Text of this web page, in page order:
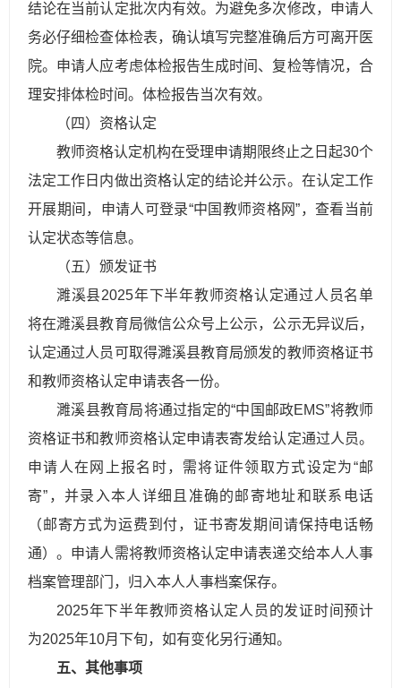
结论在当前认定批次内有效。为避免多次修改，申请人
务必仔细检查体检表，确认填写完整准确后方可离开医
院。申请人应考虑体检报告生成时间、复检等情况，合
理安排体检时间。体检报告当次有效。
（四）资格认定
教师资格认定机构在受理申请期限终止之日起30个
法定工作日内做出资格认定的结论并公示。在认定工作
开展期间，申请人可登录“中国教师资格网”，查看当前
认定状态等信息。
（五）颁发证书
濉溪县2025年下半年教师资格认定通过人员名单
将在濉溪县教育局微信公众号上公示，公示无异议后，
认定通过人员可取得濉溪县教育局颁发的教师资格证书
和教师资格认定申请表各一份。
濉溪县教育局将通过指定的“中国邮政EMS”将教师
资格证书和教师资格认定申请表寄发给认定通过人员。
申请人在网上报名时，需将证件领取方式设定为“邮
寄”，并录入本人详细且准确的邮寄地址和联系电话
（邮寄方式为运费到付，证书寄发期间请保持电话畅
通）。申请人需将教师资格认定申请表递交给本人人事
档案管理部门，归入本人人事档案保存。
2025年下半年教师资格认定人员的发证时间预计
为2025年10月下旬，如有变化另行通知。
五、其他事项